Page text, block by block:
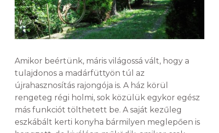
Amikor beértünk, máris világossá vált, hogy a
tulajdonos a madárfüttyön túl az
újrahasznosítás rajongója is. A ház körül
rengeteg régi holmi, sok közülük egykor egész
más funkciót tölthetett be. A saját kezűleg
eszkábált kerti konyha bármilyen meglepően is